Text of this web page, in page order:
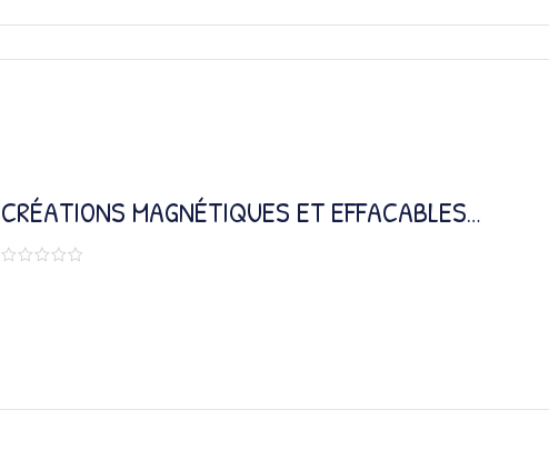
CRÉATIONS MAGNÉTIQUES ET EFFACABLES
CHEVALIERS ET PRINCESSES